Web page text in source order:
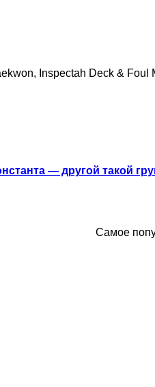
Inspectah Deck & Foul
— другой такой
Самое